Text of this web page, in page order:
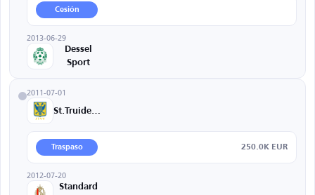
Cesión
2013-06-29
Dessel
Sport
2011-07-01
Traspaso 250.0K EUR
2012-07-20
Standard